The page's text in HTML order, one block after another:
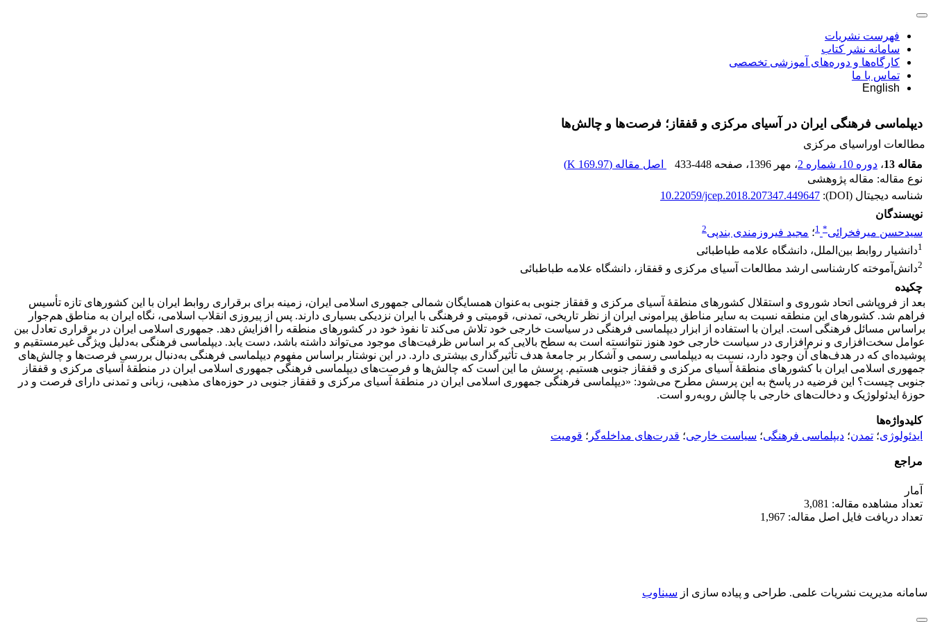
فهرست نشریات
سامانه نشر کتاب
کارگاه‌ها و دوره‌های آموزشی تخصصی
تماس با ما
English
دیپلماسی فرهنگی ایران در آسیای مرکزی و قفقاز؛ فرصت‌ها و چالش‌ها
مطالعات اوراسیای مرکزی
مقاله 13
، دوره 10، شماره 2 ، مهر 1396 ، صفحه 433-448 اصل مقاله (169.97 K
)
نوع مقاله: مقاله پژوهشی
شناسه دیجیتال (DOI):
10.22059/jcep.2018.207347.449647
نویسندگان
سیدحسن میرفخرائی*
1؛ مجید فیروزمندی بندپی2
1دانشیار روابط بین‌الملل، دانشگاه علامه طباطبائی
2دانش‌آموخته کارشناسی ارشد مطالعات آسیای مرکزی و قفقاز، دانشگاه علامه طباطبائی
چکیده
بعد از فروپاشی اتحاد شوروی و استقلال کشورهای منطقۀ آسیای مرکزی و قفقاز جنوبی به‌عنوان همسایگان شمالی جمهوری اسلامی ایران، زمینه برای برقراری روابط ایران با این کشورهای تازه تأسیس
فراهم شد. کشورهای این منطقه نسبت به سایر مناطق پیرامونی ایران از نظر تاریخی، تمدنی، قومیتی و فرهنگی با ایران نزدیکی بسیاری دارند. پس از پیروزی انقلاب اسلامی، نگاه ایران به مناطق هم‌جوار
براساس مسائل فرهنگی است. ایران با استفاده از ابزار دیپلماسی فرهنگی در سیاست خارجی خود تلاش می‌کند تا نفوذ خود در کشورهای منطقه را افزایش دهد. جمهوری اسلامی ایران در برقراری تعادل بین
عوامل سخت‌افزاری و نرم‌افزاری در سیاست خارجی خود هنوز نتوانسته است به سطح بالایی که بر اساس ظرفیت‌های موجود می‌تواند داشته باشد، دست یابد. دیپلماسی فرهنگی به‌دلیل ویژگی غیرمستقیم و
پوشیده‌ای که در هدف‌های آن وجود دارد، نسبت به دیپلماسی رسمی و آشکار بر جامعۀ هدف تأثیرگذاری بیشتری دارد. در این نوشتار براساس مفهوم دیپلماسی فرهنگی به‌دنبال بررسی فرصت‌ها و چالش‌های
جمهوری اسلامی ایران با کشورهای منطقۀ آسیای مرکزی و قفقاز جنوبی هستیم. پرسش ما این است که چالش‌ها و فرصت‌های دیپلماسی فرهنگی جمهوری اسلامی ایران در منطقۀ آسیای مرکزی و قفقاز
جنوبی چیست؟ این فرضیه در پاسخ به این پرسش مطرح می‌شود: «دیپلماسی فرهنگی جمهوری اسلامی ایران در منطقۀ آسیای مرکزی و قفقاز جنوبی در حوزه‌های مذهبی، زبانی و تمدنی دارای فرصت و در
حوزۀ ایدئولوژیک و دخالت‌های خارجی با چالش روبه‌رو است.
کلیدواژه‌ها
ایدئولوژی؛ تمدن؛ دیپلماسی فرهنگی؛ سیاست خارجی؛ قدرت‌های مداخله‌گر ؛ قومیت
مراجع
آمار
تعداد مشاهده مقاله: 3,081
تعداد دریافت فایل اصل مقاله: 1,967
سامانه مدیریت نشریات علمی. طراحی و پیاده سازی از سیناوب